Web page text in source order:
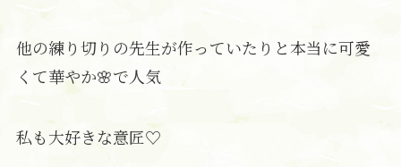
他の練り切りの先生が作っていたりと本当に可愛
くて華やか🌸で人気
私も大好きな意匠♡